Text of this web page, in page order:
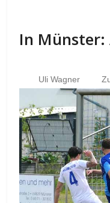
In Münster:
Uli Wagner